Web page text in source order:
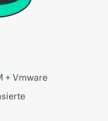
+ Vmware